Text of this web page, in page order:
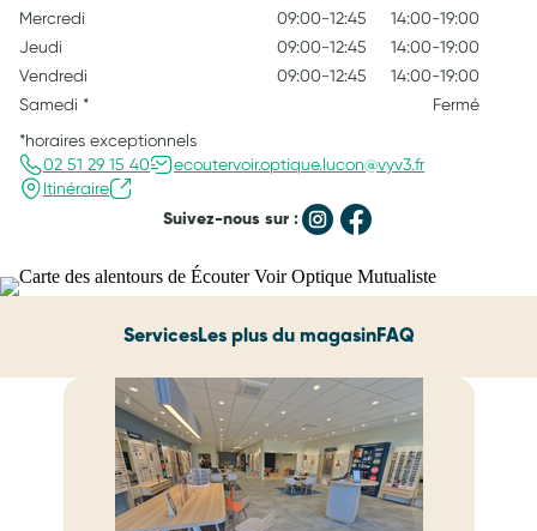
Mercredi
09:00-12:45
14:00-19:00
Jeudi
09:00-12:45
14:00-19:00
Vendredi
09:00-12:45
14:00-19:00
Samedi *
Fermé
*horaires exceptionnels
02 51 29 15 40
ecoutervoir.optique.lucon@vyv3.fr
Itinéraire
Suivez-nous sur :
ServicesLes plus du magasinFAQ